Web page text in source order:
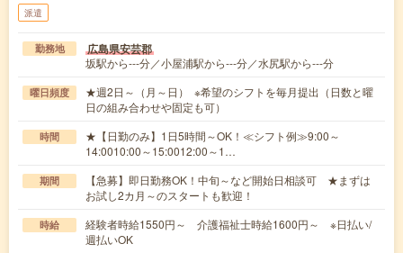
派遣
勤務地 広島県安芸郡
坂駅から---分／小屋浦駅から---分／水尻駅から---分
曜日頻度
★週2日～（月～日） ※希望のシフトを毎月提出（日数と曜
日の組み合わせや固定も可）
時間
★【日勤のみ】1日5時間～OK！≪シフト例≫9:00～
14:0010:00～15:0012:00～1…
期間
【急募】即日勤務OK！中旬～など開始日相談可 ★まずは
お試し2カ月～のスタートも歓迎！
時給
経験者時給1550円～ 介護福祉士時給1600円～ ※日払い/
週払いOK